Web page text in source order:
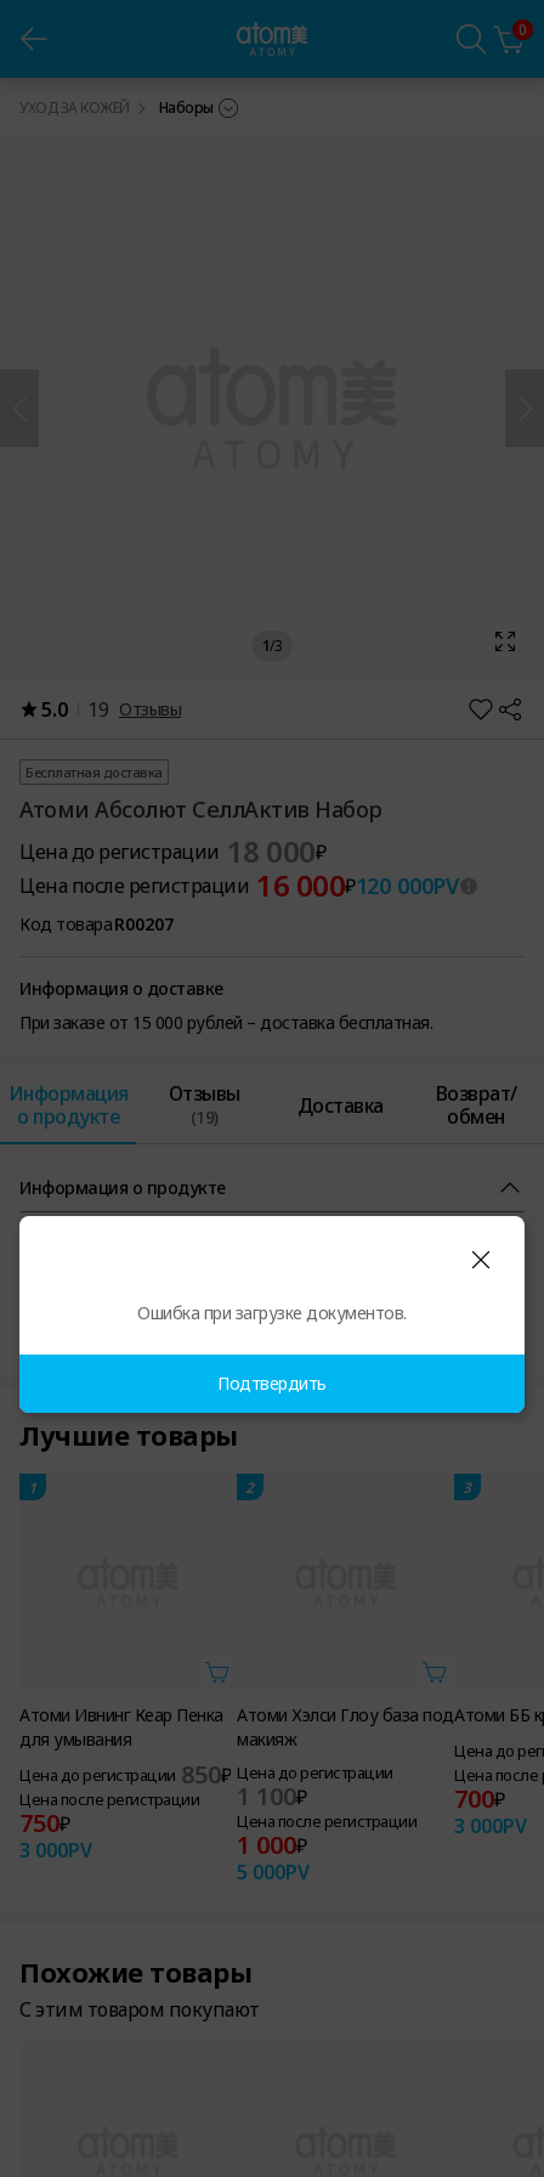
0
УХОД ЗА КОЖЕЙ Наборы
Атоми Абсолют СеллАктив Набор
1/3
5.0 19 Отзывы
Бесплатная доставка
Атоми Абсолют СеллАктив Набор
Цена до регистрации 18 000₽
Цена после регистрации 16 000₽120 000PV
Код товараR00207
Информация о доставке
При заказе от 15 000 рублей – доставка бесплатная.
Информация
о продукте
Отзывы
(19) Доставка
Возврат/
обмен
Информация о продукте
Сертификаты на продукцию и прочая информация
Лучшие товары
1
Атоми Ивнинг Кеар Пенка
для умывания
Цена до регистрации 850₽
Цена после регистрации
750₽
3 000PV
2
Атоми Хэлси Глоу база под
макияж
Цена до регистрации
1 100₽
Цена после регистрации
1 000₽
5 000PV
3
Атоми ББ
Цена до
Цена после
700₽
3 000PV
Похожие товары
С этим товаром покупают
Ошибка при загрузке документов.
Подтвердить